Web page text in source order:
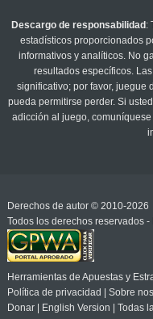
Descargo de responsabilidad :
estadísticos proporcionados
informativos y analíticos. No
resultados específicos.
significativo; por favor, juegue
pueda permitirse perder. Si
adicción al juego,
Derechos de autor © 2010-2026
Todos los derechos reservados
Herramientas de Apuestas y
Política de privacidad
Sobre
Donar| English Version Todas